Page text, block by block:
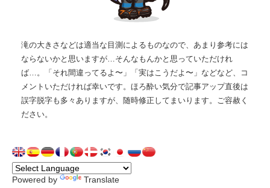
滝の大きさなどは適当な目測によるものなので、あまり参考には
ならないかと思いますが…そんなもんかと思っていただけれ
ば…。「それ間違ってるよ〜」「実はこうだよ〜」などなど、コ
メントいただければ幸いです。ほろ酔い気分で記事アップ直後は
誤字脱字も多々ありますが、随時修正してまいります。ご容赦く
ださい。
Powered by Translate